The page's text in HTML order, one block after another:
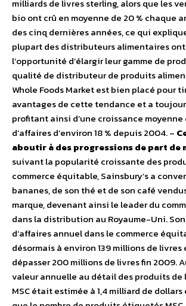
milliards de livres sterling, alors que les
bio ont crû en moyenne de 20 % chaque
des cinq dernières années, ce qui
plupart des distributeurs alimentaires
l’opportunité d’élargir leur gamme de
qualité de distributeur de produits
Whole Foods Market est bien placé pour
avantages de cette tendance et a
profitant ainsi d’une croissance
d’affaires d’environ 18 % depuis 2004. –
aboutir à des progressions de part de
suivant la popularité croissante des
commerce équitable, Sainsbury’s a
bananes, de son thé et de son café
marque, devenant ainsi le leader du
dans la distribution au Royaume-Uni.
d’affaires annuel dans le commerce
désormais à environ 139 millions de
dépasser 200 millions de livres fin 2009.
valeur annuelle au détail des produits de
MSC était estimée à 1,4 milliard de